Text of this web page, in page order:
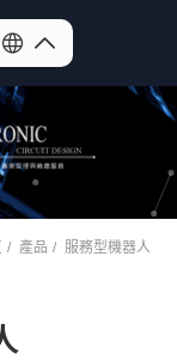
產品 服務型機器人